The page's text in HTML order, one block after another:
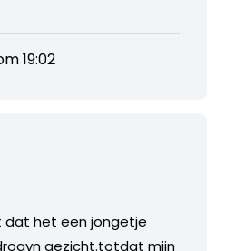
19:02
dat het een jongetje
gezicht.totdat mijn